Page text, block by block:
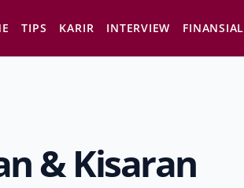
TIPS KARIR INTERVIEW FINANSIAL
& Kisaran